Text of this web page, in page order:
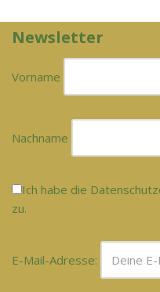
Newsletter
Vorname
Nachname
Ich habe die
zu.
E-Mail-Adresse: